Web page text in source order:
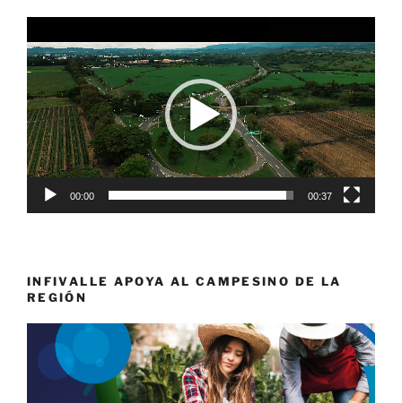
de
vídeo
00:00 00:37
INFIVALLE APOYA AL CAMPESINO DE LA
REGIÓN